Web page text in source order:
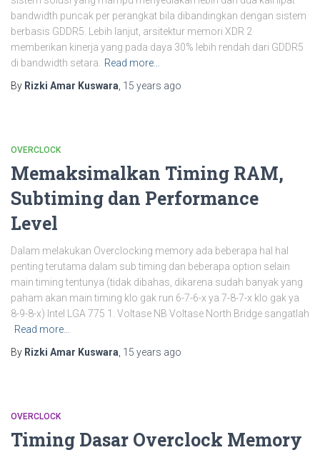
bandwidth puncak per perangkat bila dibandingkan dengan sistem
berbasis GDDR5. Lebih lanjut, arsitektur memori XDR 2
memberikan kinerja yang pada daya 30% lebih rendah dari GDDR5
di bandwidth setara.
Read more…
By Rizki Amar Kuswara 15 years ago
OVERCLOCK
Memaksimalkan Timing RAM,
Subtiming dan Performance
Level
Dalam melakukan Overclocking memory ada beberapa hal hal
penting terutama dalam sub timing dan beberapa option selain
main timing tentunya (tidak dibahas, dikarena sudah banyak yang
paham akan main timing klo gak run 6-7-6-x ya 7-8-7-x klo gak ya
8-9-8-x) Intel LGA 775 1. Voltase NB Voltase North Bridge sangatlah
Read more…
By Rizki Amar Kuswara 15 years ago
OVERCLOCK
Timing Dasar Overclock Memory